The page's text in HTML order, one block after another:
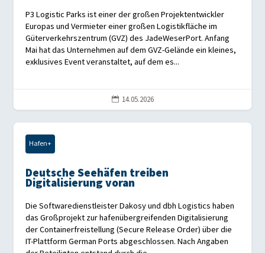
P3 Logistic Parks ist einer der großen Projektentwickler
Europas und Vermieter einer großen Logistikfläche im
Güterverkehrszentrum (GVZ) des JadeWeserPort. Anfang
Mai hat das Unternehmen auf dem GVZ-Gelände ein kleines,
exklusives Event veranstaltet, auf dem es...
 14.05.2026
Hafen+
Deutsche Seehäfen treiben
Digitalisierung voran
Die Softwaredienstleister Dakosy und dbh Logistics haben
das Großprojekt zur hafenübergreifenden Digitalisierung
der Containerfreistellung (Secure Release Order) über die
IT-Plattform German Ports abgeschlossen. Nach Angaben